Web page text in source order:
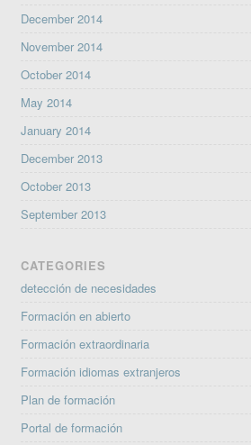
December 2014
November 2014
October 2014
May 2014
January 2014
December 2013
October 2013
September 2013
CATEGORIES
detección de necesidades
Formación en abierto
Formación extraordinaria
Formación idiomas extranjeros
Plan de formación
Portal de formación